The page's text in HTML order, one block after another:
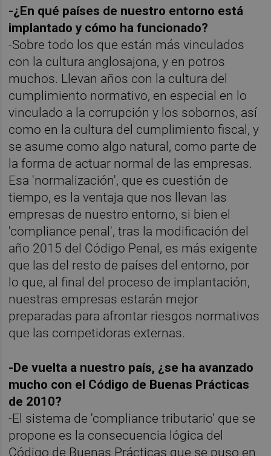
-¿En qué países de nuestro entorno está
implantado y cómo ha funcionado?
-Sobre todo los que están más vinculados
con la cultura anglosajona, y en potros
muchos. Llevan años con la cultura del
cumplimiento normativo, en especial en lo
vinculado a la corrupción y los sobornos, así
como en la cultura del cumplimiento fiscal, y
se asume como algo natural, como parte de
la forma de actuar normal de las empresas.
Esa 'normalización', que es cuestión de
tiempo, es la ventaja que nos llevan las
empresas de nuestro entorno, si bien el
'compliance penal', tras la modificación del
año 2015 del Código Penal, es más exigente
que las del resto de países del entorno, por
lo que, al final del proceso de implantación,
nuestras empresas estarán mejor
preparadas para afrontar riesgos normativos
que las competidoras externas.
-De vuelta a nuestro país, ¿se ha avanzado
mucho con el Código de Buenas Prácticas
de 2010?
-El sistema de 'compliance tributario' que se
propone es la consecuencia lógica del
Código de Buenas Prácticas que se puso en